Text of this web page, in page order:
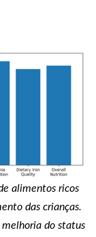
alimentos ricos
das crianças.
melhoria do status